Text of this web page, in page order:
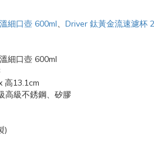
細口壺 600ml Driver 鈦黃金流速濾杯
細口壺 600ml
高13.1cm
高級不銹鋼、矽膠
)